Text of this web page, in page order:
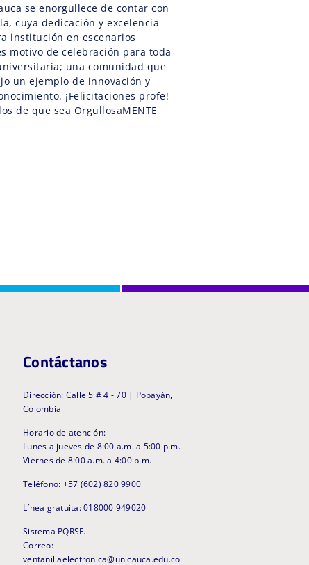
se enorgullece de contar con
cuya dedicación y excelencia
institución en escenarios
motivo de celebración para toda
una comunidad que
un ejemplo de innovación y
¡Felicitaciones profe!
de que sea OrgullosaMENTE
Contáctanos
Dirección: Calle 5 # 4 - 70 | Popayán,
Colombia
Horario de atención:
Lunes a jueves de 8:00 a.m. a 5:00 p.m. -
Viernes de 8:00 a.m. a 4:00 p.m.
Teléfono: +57 (602) 820 9900
Línea gratuita: 018000 949020
Sistema PQRSF.
Correo:
ventanillaelectronica@unicauca.edu.co